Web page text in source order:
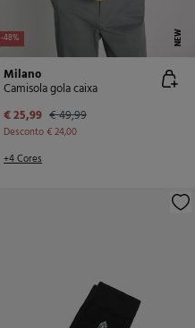
-48% NEW
Milano
Camisola gola caixa
€ 25,99 € 49,99
Desconto€ 24,00
+4 Cores